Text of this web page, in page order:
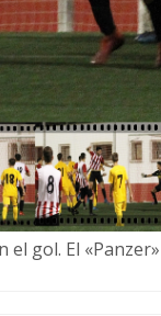
el gol. El